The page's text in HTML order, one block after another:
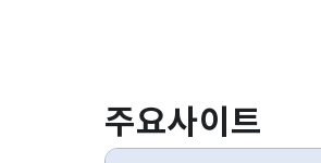
주요사이트